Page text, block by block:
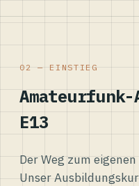
02 — EINSTIEG
E13
Der Weg zum
Unser